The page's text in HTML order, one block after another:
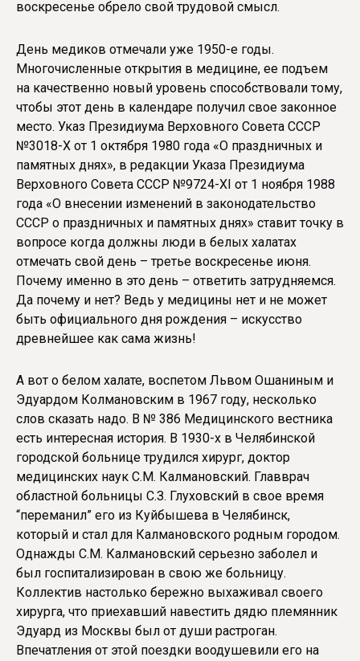
воскресенье обрело свой трудовой смысл.
День медиков отмечали уже 1950-е годы.
Многочисленные открытия в медицине, ее подъем
на качественно новый уровень способствовали тому,
чтобы этот день в календаре получил свое законное
место. Указ Президиума Верховного Совета СССР
№3018-Х от 1 октября 1980 года «О праздничных и
памятных днях», в редакции Указа Президиума
Верховного Совета СССР №9724-XI от 1 ноября 1988
года «О внесении изменений в законодательство
СССР о праздничных и памятных днях» ставит точку в
вопросе когда должны люди в белых халатах
отмечать свой день – третье воскресенье июня.
Почему именно в это день – ответить затрудняемся.
Да почему и нет? Ведь у медицины нет и не может
быть официального дня рождения – искусство
древнейшее как сама жизнь!
А вот о белом халате, воспетом Львом Ошаниным и
Эдуардом Колмановским в 1967 году, несколько
слов сказать надо. В № 386 Медицинского вестника
есть интересная история. В 1930-х в Челябинской
городской больнице трудился хирург, доктор
медицинских наук С.М. Калмановский. Главврач
областной больницы С.З. Глуховский в свое время
“переманил” его из Куйбышева в Челябинск,
который и стал для Калмановского родным городом.
Однажды С.М. Калмановский серьезно заболел и
был госпитализирован в свою же больницу.
Коллектив настолько бережно выхаживал своего
хирурга, что приехавший навестить дядю племянник
Эдуард из Москвы был от души растроган.
Впечатления от этой поездки воодушевили его на